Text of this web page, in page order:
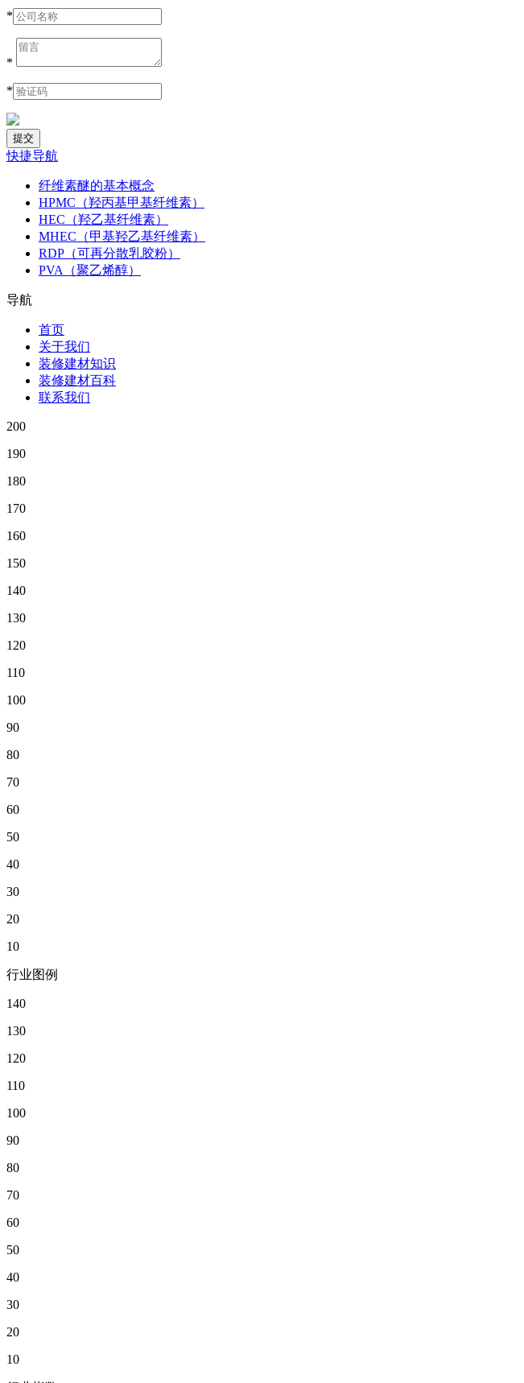
*
*
*
快捷导航
纤维素醚的基本概念
HPMC（羟丙基甲基纤维素）
HEC（羟乙基纤维素）
MHEC（甲基羟乙基纤维素）
RDP（可再分散乳胶粉）
PVA（聚乙烯醇）
导航
首页
关于我们
装修建材知识
装修建材百科
联系我们
200
190
180
170
160
150
140
130
120
110
100
90
80
70
60
50
40
30
20
10
行业图例
140
130
120
110
100
90
80
70
60
50
40
30
20
10